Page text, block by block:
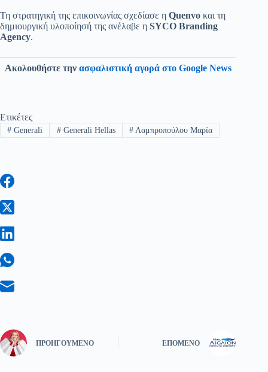
Τη στρατηγική της επικοινωνίας σχεδίασε η Quenvo και τη
δημιουργική υλοποίησή της ανέλαβε η SYCO Branding
Agency.
Ακολουθήστε την ασφαλιστική αγορά στο Google News
Ετικέτες
#Generali #Generali Hellas # Λαμπροπούλου Μαρία
ΠΡΟΗΓΟΎΜΕΝΟ ΕΠΌΜΕΝΟ